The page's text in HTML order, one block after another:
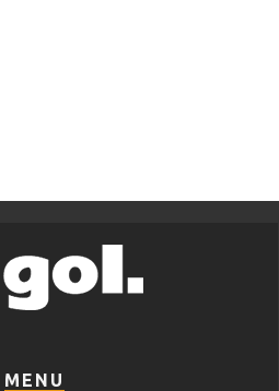
MENU